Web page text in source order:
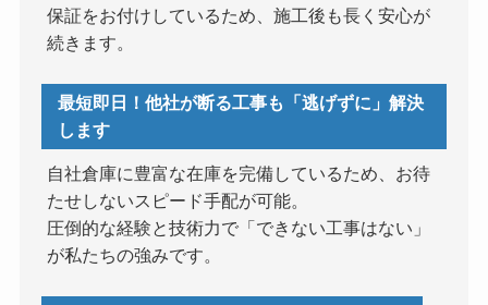
保証をお付けしているため、施工後も長く安心が
続きます。
最短即日！他社が断る工事も「逃げずに」解決
します
自社倉庫に豊富な在庫を完備しているため、お待
たせしないスピード手配が可能。
圧倒的な経験と技術力で「できない工事はない」
が私たちの強みです。